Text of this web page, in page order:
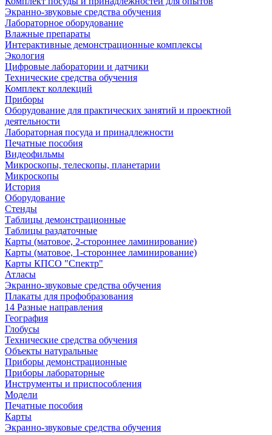
Экранно-звуковые средства обучения
Лабораторное оборудование
Влажные препараты
Интерактивные демонстрационные комплексы
Экология
Цифровые лаборатории и датчики
Технические средства обучения
Комплект коллекций
Приборы
Оборудование для практических занятий и проектной
деятельности
Лабораторная посуда и принадлежности
Печатные пособия
Видеофильмы
Микроскопы, телескопы, планетарии
Микроскопы
История
Оборудование
Стенды
Таблицы демонстрационные
Таблицы раздаточные
Карты (матовое, 2-стороннее ламинирование)
Карты (матовое, 1-стороннее ламинирование)
Карты КПСО "Спектр"
Атласы
Экранно-звуковые средства обучения
Плакаты для профобразования
14 Разные направления
География
Глобусы
Технические средства обучения
Объекты натуральные
Приборы демонстрационные
Приборы лабораторные
Инструменты и приспособления
Модели
Печатные пособия
Карты
Экранно-звуковые средства обучения